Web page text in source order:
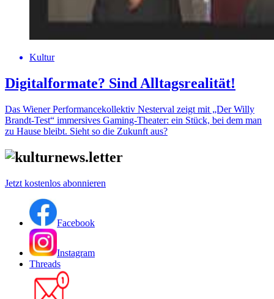
Kultur
Digitalformate? Sind Alltagsrealität!
Das Wiener Performancekollektiv Nesterval zeigt mit „Der Willy
Brandt-Test“ immersives Gaming-Theater: ein Stück, bei dem man
zu Hause bleibt. Sieht so die Zukunft aus?
Jetzt kostenlos abonnieren
Facebook
Instagram
Threads